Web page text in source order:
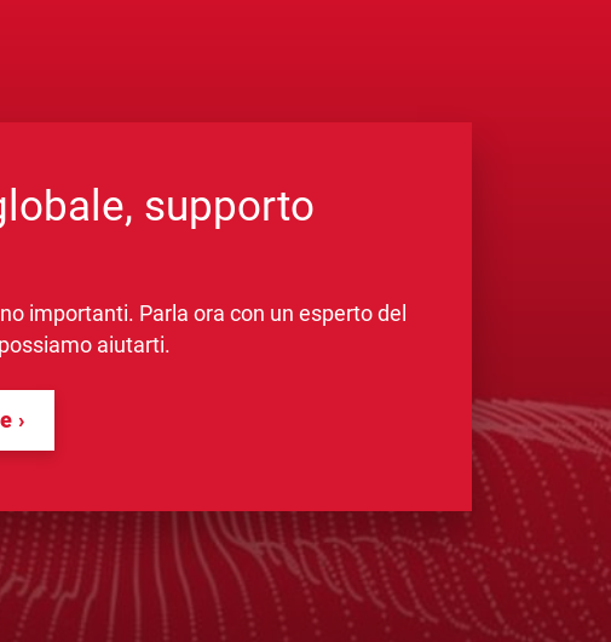
supporto
importanti. Parla ora con un esperto del
aiutarti.